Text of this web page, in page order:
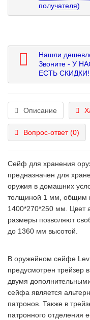
получателя)
Нашли
Звоните - У
ЕСТЬ СКИДКИ!
Описание
Вопрос-ответ(0)
Сейф для хранения
предназначен для
оружия в домашних
толщиной 1 мм, общим
1400*270*250 мм. Цвет
размеры позволяют
до 1360 мм высотой.
В оружейном сейфе
предусмотрен
двумя
сейфа является
патронов. Также в
патронного отделения